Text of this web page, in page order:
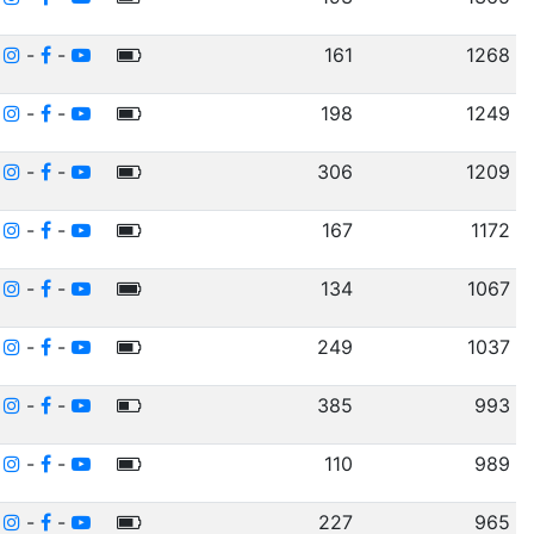
- - 161 1268
- - 198 1249
- - 306 1209
- - 167 1172
- - 134 1067
- - 249 1037
- - 385 993
- - 110 989
- - 227 965